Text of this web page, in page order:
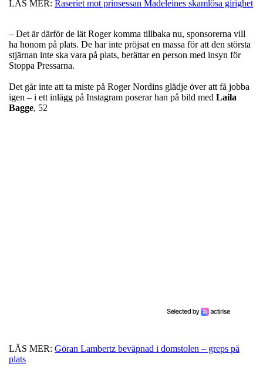
LÄS MER: Raseriet mot prinsessan Madeleines skamlösa girighet
– Det är därför de lät Roger komma tillbaka nu, sponsorerna vill
ha honom på plats. De har inte pröjsat en massa för att den största
stjärnan inte ska vara på plats, berättar en person med insyn för
Stoppa Pressarna.
Det går inte att ta miste på Roger Nordins glädje över att få jobba
igen – i ett inlägg på Instagram poserar han på bild med Laila
Bagge, 52
LÄS MER: Göran Lambertz beväpnad i domstolen – greps på
plats